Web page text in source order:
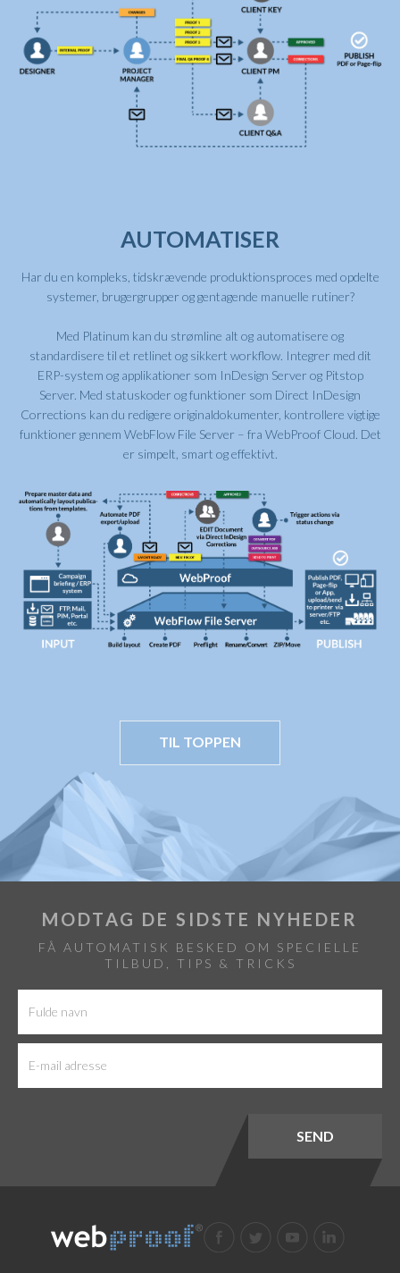
AUTOMATISER
Har du en kompleks, tidskrævende produktionsproces med opdelte
systemer, brugergrupper og gentagende manuelle rutiner?
Med Platinum kan du strømline alt og automatisere og
standardisere til et retlinet og sikkert workflow. Integrer med dit
ERP-system og applikationer som InDesign Server og Pitstop
Server. Med statuskoder og funktioner som Direct InDesign
Corrections kan du redigere originaldokumenter, kontrollere vigtige
funktioner gennem WebFlow File Server – fra WebProof Cloud. Det
er simpelt, smart og effektivt.
TIL TOPPEN
MODTAG DE SIDSTE NYHEDER
FÅ AUTOMATISK BESKED OM SPECIELLE
TILBUD, TIPS & TRICKS